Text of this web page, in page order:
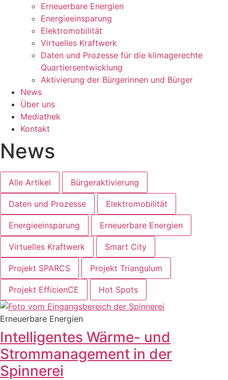
Erneuerbare Energien
Energieeinsparung
Elektromobilität
Virtuelles Kraftwerk
Daten und Prozesse für die klimagerechte
Quartiersentwicklung
Aktivierung der Bürgerinnen und Bürger
News
Über uns
Mediathek
Kontakt
News
Alle Artikel Bürgeraktivierung
Daten und Prozesse Elektromobilität
Energieeinsparung Erneuerbare Energien
Virtuelles Kraftwerk Smart City
Projekt SPARCS Projekt Triangulum
Projekt EfficienCE Hot Spots
Erneuerbare Energien
Intelligentes Wärme- und
Strommanagement in der
Spinnerei